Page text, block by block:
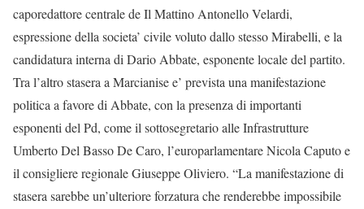
caporedattore centrale de Il Mattino Antonello Velardi,
espressione della societa’ civile voluto dallo stesso Mirabelli, e la
candidatura interna di Dario Abbate, esponente locale del partito.
Tra l’altro stasera a Marcianise e’ prevista una manifestazione
politica a favore di Abbate, con la presenza di importanti
esponenti del Pd, come il sottosegretario alle Infrastrutture
Umberto Del Basso De Caro, l’europarlamentare Nicola Caputo e
il consigliere regionale Giuseppe Oliviero. “La manifestazione di
stasera sarebbe un’ulteriore forzatura che renderebbe impossibile